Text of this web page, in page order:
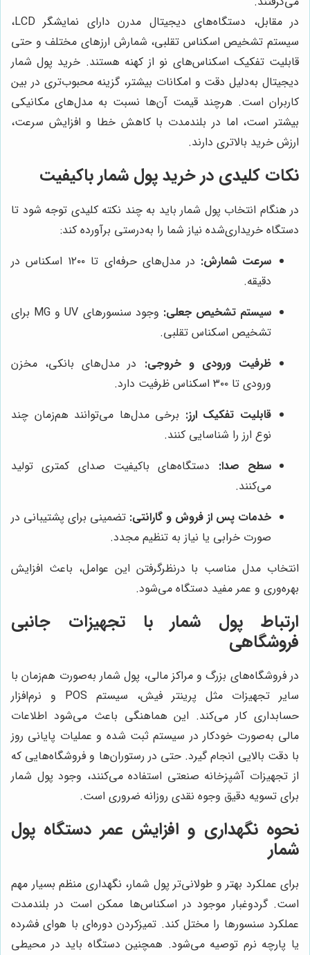
در مقابل، دستگاه‌های دیجیتال مدرن دارای نمایشگر LCD،
سیستم تشخیص اسکناس تقلبی، شمارش ارزهای مختلف و حتی
قابلیت تفکیک اسکناس‌های نو از کهنه هستند. خرید پول شمار
دیجیتال به‌دلیل دقت و امکانات بیشتر، گزینه محبوب‌تری در بین
کاربران است. هرچند قیمت آن‌ها نسبت به مدل‌های مکانیکی
بیشتر است، اما در بلندمدت با کاهش خطا و افزایش سرعت،
ارزش خرید بالاتری دارند.
نکات کلیدی در خرید پول شمار باکیفیت
در هنگام انتخاب پول شمار باید به چند نکته کلیدی توجه شود تا
دستگاه خریداری‌شده نیاز شما را به‌درستی برآورده کند:
سرعت شمارش:
در مدل‌های حرفه‌ای تا ۱۲۰۰ اسکناس در
دقیقه.
سیستم تشخیص جعلی:
وجود سنسورهای UV و MG برای
تشخیص اسکناس تقلبی.
ظرفیت ورودی و خروجی: در مدل‌های بانکی، مخزن
ورودی تا ۳۰۰ اسکناس ظرفیت دارد.
قابلیت تفکیک ارز: برخی مدل‌ها می‌توانند هم‌زمان چند
نوع ارز را شناسایی کنند.
سطح صدا: دستگاه‌های باکیفیت صدای کمتری تولید
می‌کنند.
خدمات پس از فروش و گارانتی: تضمینی برای پشتیبانی در
صورت خرابی یا نیاز به تنظیم مجدد.
انتخاب مدل مناسب با درنظرگرفتن این عوامل، باعث افزایش
بهره‌وری و عمر مفید دستگاه می‌شود.
ارتباط پول شمار با تجهیزات جانبی
فروشگاهی
در فروشگاه‌های بزرگ و مراکز مالی، پول شمار به‌صورت هم‌زمان با
سایر تجهیزات مثل پرینتر فیش، سیستم POS و نرم‌افزار
حسابداری کار می‌کند. این هماهنگی باعث می‌شود اطلاعات
مالی به‌صورت خودکار در سیستم ثبت شده و عملیات پایانی روز
با دقت بالایی انجام گیرد. حتی در رستوران‌ها و فروشگاه‌هایی که
از تجهیزات آشپزخانه صنعتی استفاده می‌کنند، وجود پول شمار
برای تسویه دقیق وجوه نقدی روزانه ضروری است.
نحوه نگهداری و افزایش عمر دستگاه پول
شمار
برای عملکرد بهتر و طولانی‌تر پول شمار، نگهداری منظم بسیار مهم
است. گردوغبار موجود در اسکناس‌ها ممکن است در بلندمدت
عملکرد سنسورها را مختل کند. تمیزکردن دوره‌ای با هوای فشرده
یا پارچه نرم توصیه می‌شود. همچنین دستگاه باید در محیطی